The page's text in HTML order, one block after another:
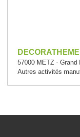
DECORATHEME
57000 METZ - Grand
Autres activités